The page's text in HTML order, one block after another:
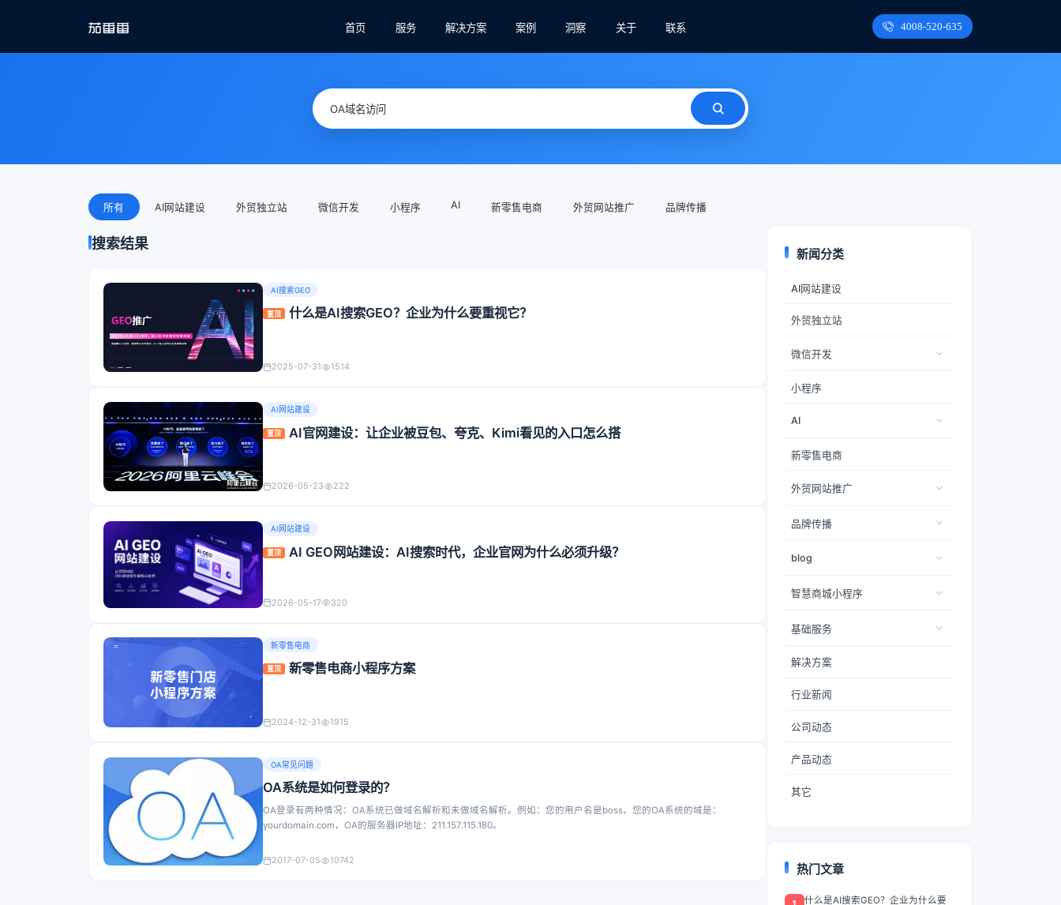
首页 服务 解决方案 案例 洞察 关于 联系 4008-520-635
所有 AI网站建设 外贸独立站 微信开发 小程序 AI 新零售电商 外贸网站推广 品牌传播
搜索结果
AI搜索GEO
置顶 什么是AI搜索GEO？企业为什么要重视它？
2025-07-31 1514
AI网站建设
置顶 AI官网建设：让企业被豆包、夸克、Kimi看见的入口怎么搭
2026-05-23 222
AI网站建设
置顶 AI GEO网站建设：AI搜索时代，企业官网为什么必须升级？
2026-05-17 320
新零售电商
置顶 新零售电商小程序方案
2024-12-31 1915
OA常见问題
OA系统是如何登录的？
OA登录有两种情况：OA系统已做域名解析和未做域名解析。例如：您的用户名是boss，您的OA系统的域是：
yourdomain.com，OA的服务器IP地址：211.157.115.180。
2017-07-05 10742
新闻分类
AI网站建设
外贸独立站
微信开发
小程序
AI
新零售电商
外贸网站推广
品牌传播
blog
智慧商城小程序
基础服务
解决方案
行业新闻
公司动态
产品动态
其它
热门文章
什么是AI搜索GEO？企业为什么要